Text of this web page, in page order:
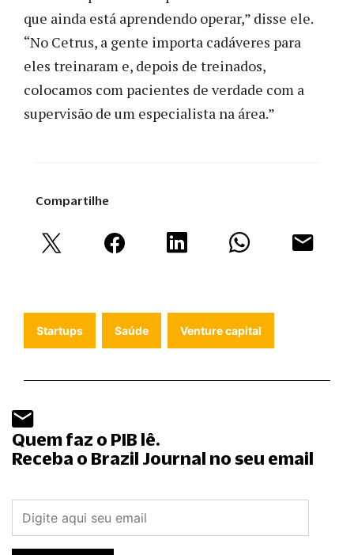
que ainda está aprendendo operar,” disse ele.
“No Cetrus, a gente importa cadáveres para
eles treinaram e, depois de treinados,
colocamos com pacientes de verdade com a
supervisão de um especialista na área.”
Compartilhe
Startups Saúde Venture capital
Quem faz o PIB lê.
Receba o Brazil Journal no seu email